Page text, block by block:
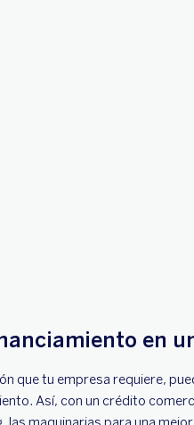
en
que tu empresa requiere,
Así, con un crédito